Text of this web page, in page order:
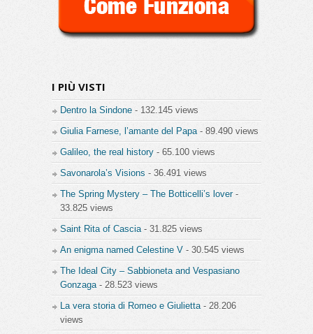
I PIÙ VISTI
Dentro la Sindone - 132.145 views
Giulia Farnese, l’amante del Papa - 89.490 views
Galileo, the real history - 65.100 views
Savonarola’s Visions - 36.491 views
The Spring Mystery – The Botticelli’s lover-
33.825 views
Saint Rita of Cascia - 31.825 views
An enigma named Celestine V - 30.545 views
The Ideal City – Sabbioneta and Vespasiano
Gonzaga - 28.523 views
La vera storia di Romeo e Giulietta - 28.206
views